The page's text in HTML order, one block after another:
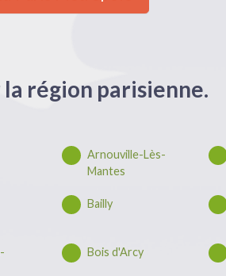
la région parisienne.
Arnouville-Lès-
Mantes
Bailly
Bois d'Arcy